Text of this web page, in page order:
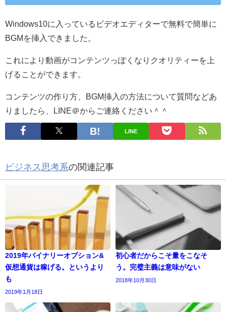
Windows10に入っているビデオエディターで無料で簡単に
BGMを挿入できました。
これにより動画がコンテンツっぽくなりクオリティーを上
げることができます。
コンテンツの作り方、BGM挿入の方法について質問などあ
りましたら、LINE＠からご連絡ください＾＾
LINE
ビジネス思考系の関連記事
2019年バイナリーオプション&
仮想通貨は稼げる。というより
も
2019年1月18日
初心者だからこそ量をこなそ
う。完璧主義は意味がない
2018年10月30日